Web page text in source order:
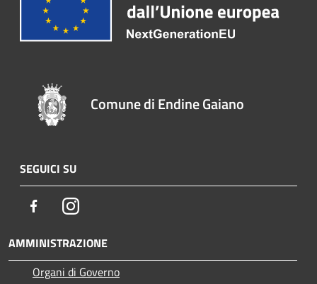
Comune di Endine Gaiano
SEGUICI SU
FacebookInstagram
AMMINISTRAZIONE
Organi di Governo